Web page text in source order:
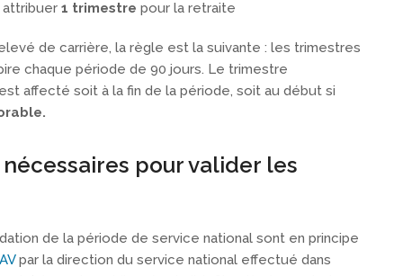
1 trimestre pour la retraite
de carrière, la règle est la suivante : les trimestres
chaque période de 90 jours. Le trimestre
affecté soit à la fin de la période, soit au début si
pour valider les
de la période de service national sont en principe
par la direction du service national effectué dans